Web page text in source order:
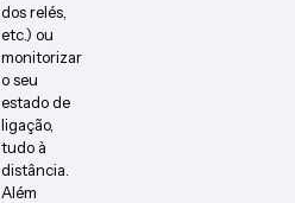
dos relés,
etc.) ou
monitorizar
o seu
estado de
ligação,
tudo à
distância.
Além